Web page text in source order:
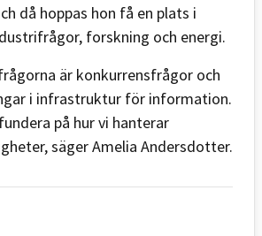
då hoppas hon få en plats i
forskning och energi.
är konkurrensfrågor och
i infrastruktur för information.
på hur vi hanterar
säger Amelia Andersdotter.